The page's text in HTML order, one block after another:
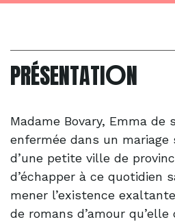
PRÉSENTATION
Madame Bovary, Emma de
enfermée dans un mariage
d’une petite ville de
d’échapper à ce quotidien
mener l’existence
de romans d’amour